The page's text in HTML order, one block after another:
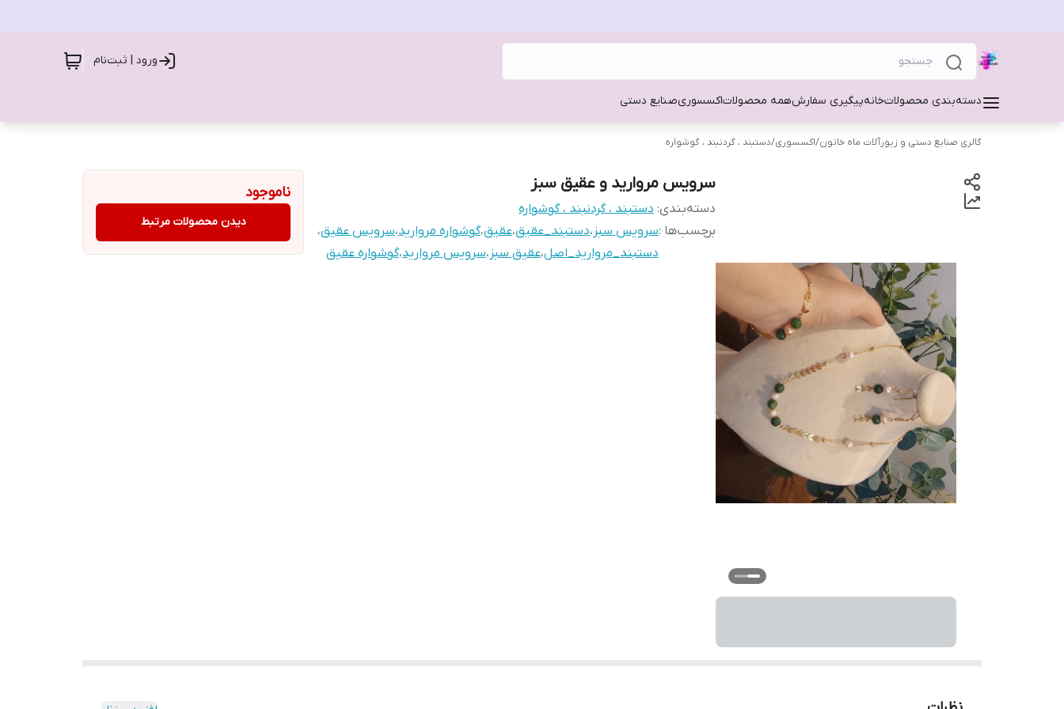
ورود | ثبت‌نام
دسته‌بندی محصولاتخانهپیگیری سفارشهمه محصولاتاکسسوریصنایع دستی
گالری صنایع دستی و زیورآلات ماه خاتون/اکسسوری/دستبند ، گردنبند ، گوشواره
سرویس مروارید و عقیق سبز
دسته‌بندی: دستبند ، گردنبند ، گوشواره
برچسب‌ها :سرویس سبز ،دستبند_عقیق،عقیق،گوشواره مروارید،سرویس عقیق،
دستبند_مروارید_اصل،عقیق سبز ،سرویس مروارید،گوشواره عقیق
ناموجود
دیدن محصولات مرتبط